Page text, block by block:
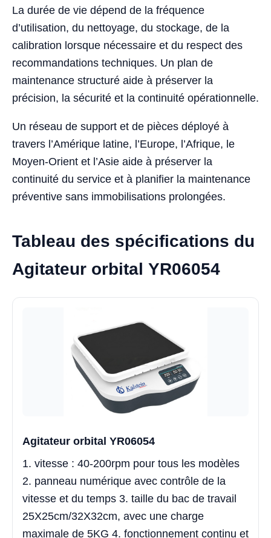
La durée de vie dépend de la fréquence
d’utilisation, du nettoyage, du stockage, de la
calibration lorsque nécessaire et du respect des
recommandations techniques. Un plan de
maintenance structuré aide à préserver la
précision, la sécurité et la continuité opérationnelle.
Un réseau de support et de pièces déployé à
travers l’Amérique latine, l’Europe, l’Afrique, le
Moyen-Orient et l’Asie aide à préserver la
continuité du service et à planifier la maintenance
préventive sans immobilisations prolongées.
Tableau des spécifications du
Agitateur orbital YR06054
Agitateur orbital YR06054
1. vitesse : 40-200rpm pour tous les modèles
2. panneau numérique avec contrôle de la
vitesse et du temps 3. taille du bac de travail
25X25cm/32X32cm, avec une charge
maximale de 5KG 4. fonctionnement continu et